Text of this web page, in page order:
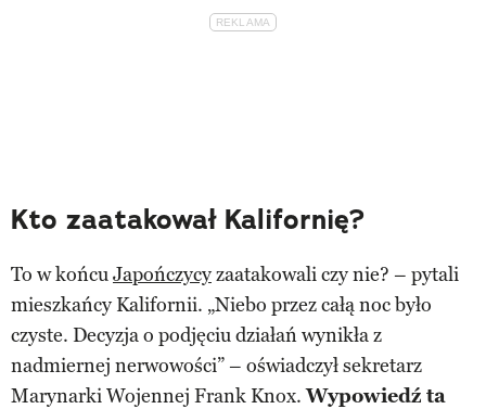
Kto zaatakował Kalifornię?
To w końcuJapończycyzaatakowali czy nie? – pytali
mieszkańcy Kalifornii. „Niebo przez całą noc było
czyste. Decyzja o podjęciu działań wynikła z
nadmiernej nerwowości” – oświadczył sekretarz
Marynarki Wojennej Frank Knox.Wypowiedź ta